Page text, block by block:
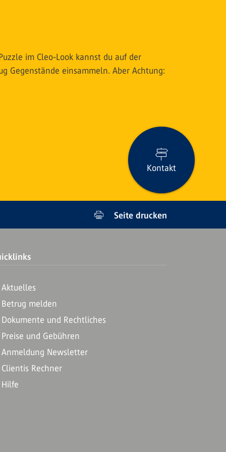
im Cleo-Look kannst du auf der
Gegenstände einsammeln. Aber Achtung:
Kontakt
Seite drucken
Aktuelles
Betrug melden
Dokumente und Rechtliches
Preise und Gebühren
Anmeldung Newsletter
Clientis Rechner
Hilfe